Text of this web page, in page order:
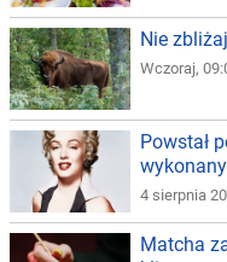
Nie
Wczoraj,
Powstał
4 sierpnia
Matcha